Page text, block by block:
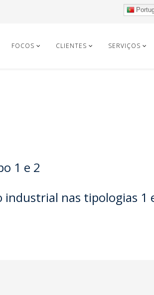
FOCOS CLIENTES SERVIÇOS
1 e 2
industrial nas tipologias 1